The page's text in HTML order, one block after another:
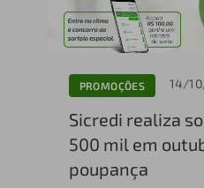
PROMOÇÕES 14/
Sicredi realiza
500 mil em
poupança